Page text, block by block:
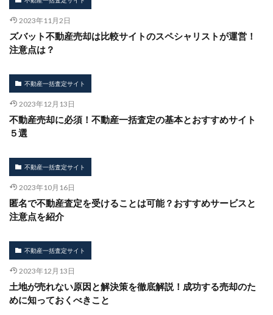
2023年11月2日
ズバット不動産売却は比較サイトのスペシャリストが運営！
注意点は？
不動産一括査定サイト
2023年12月13日
不動産売却に必須！不動産一括査定の基本とおすすめサイト
５選
不動産一括査定サイト
2023年10月16日
匿名で不動産査定を受けることは可能？おすすめサービスと
注意点を紹介
不動産一括査定サイト
2023年12月13日
土地が売れない原因と解決策を徹底解説！成功する売却のた
めに知っておくべきこと